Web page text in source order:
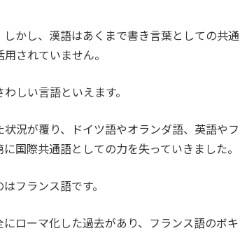
かし、漢語はあくまで書き言葉としての共通
されていません。
しい言語といえます。
況が覆り、ドイツ語やオランダ語、英語やフ
国際共通語としての力を失っていきました。
フランス語です。
ローマ化した過去があり、フランス語のボキ